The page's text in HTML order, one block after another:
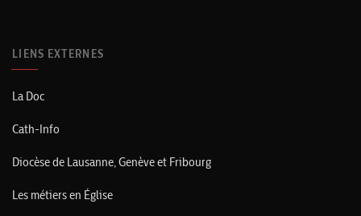
LIENS EXTERNES
La Doc
Cath-Info
Diocèse de Lausanne, Genève et Fribourg
Les métiers en Église